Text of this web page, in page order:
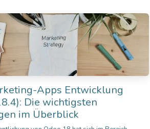
Apps Entwicklung
Die wichtigsten
im Überblick